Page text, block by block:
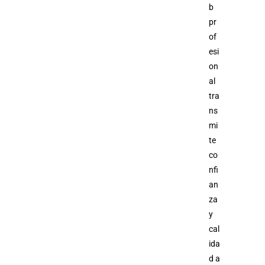
b
pr
of
esi
on
al
tra
ns
mi
te
co
nfi
an
za
y
cal
ida
d a